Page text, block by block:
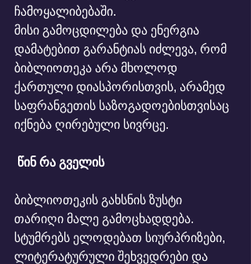
ჩამოყალიბებაში.
მისი გამოცდილება და ენერგია
დამატებით გარანტიას იძლევა, რომ
ბიბლიოთეკა არა მხოლოდ
ქართული დიასპორისთვის, არამედ
საფრანგეთის საზოგადოებისთვისაც
იქნება ღირებული სივრცე.
წინ რა გველის
ბიბლიოთეკის გახსნის ზუსტი
თარიღი მალე გამოცხადდება.
სტუმრებს ელოდებათ სიურპრიზები,
ლიტერატურული შეხვედრები და